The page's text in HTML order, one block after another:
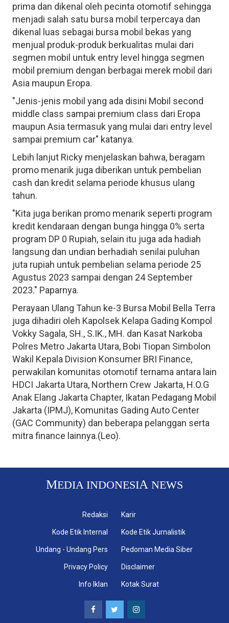
prima dan dikenal oleh pecinta otomotif sehingga
menjadi salah satu bursa mobil terpercaya dan
dikenal luas sebagai bursa mobil bekas yang
menjual produk-produk berkualitas mulai dari
segmen mobil untuk entry level hingga segmen
mobil premium dengan berbagai merek mobil dari
Asia maupun Eropa.
"Jenis-jenis mobil yang ada disini Mobil second
middle class sampai premium class dari Eropa
maupun Asia termasuk yang mulai dari entry level
sampai premium car" katanya.
Lebih lanjut Ricky menjelaskan bahwa, beragam
promo menarik juga diberikan untuk pembelian
cash dan kredit selama periode khusus ulang
tahun.
"Kita juga berikan promo menarik seperti program
kredit kendaraan dengan bunga hingga 0% serta
program DP 0 Rupiah, selain itu juga ada hadiah
langsung dan undian berhadiah senilai puluhan
juta rupiah untuk pembelian selama periode 25
Agustus 2023 sampai dengan 24 September
2023." Paparnya.
Perayaan Ulang Tahun ke-3 Bursa Mobil Bella Terra
juga dihadiri oleh Kapolsek Kelapa Gading Kompol
Vokky Sagala, SH., S.IK., MH. dan Kasat Narkoba
Polres Metro Jakarta Utara, Bobi Tiopan Simbolon
Wakil Kepala Division Konsumer BRI Finance,
perwakilan komunitas otomotif ternama antara lain
HDCI Jakarta Utara, Northern Crew Jakarta, H.O.G
Anak Elang Jakarta Chapter, Ikatan Pedagang Mobil
Jakarta (IPMJ), Komunitas Gading Auto Center
(GAC Community) dan beberapa pelanggan serta
mitra finance lainnya.(Leo).
MEDIA INDONESIA NEWS
Redaksi
Kode Etik Internal
Undang - Undang Pers
Privacy Policy
Info Iklan
Karir
Kode Etik Jurnalistik
Pedoman Media Siber
Disclaimer
Kotak Surat